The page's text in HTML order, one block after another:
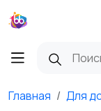
Главная Для